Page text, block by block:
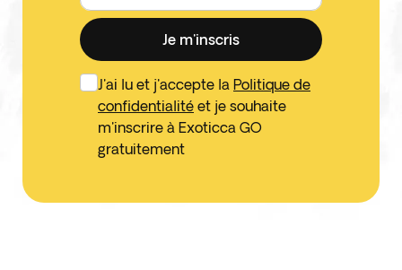
Je m'inscris
J'ai lu et j'accepte la Politique de
confidentialité et je souhaite
m'inscrire à Exoticca GO
gratuitement